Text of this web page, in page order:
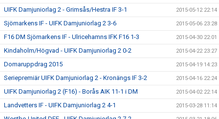
UIFK Damjuniorlag 2 - Grimsås/Hestra IF 3-1 2015-05-12 22:14
Sjömarkens IF - UIFK Damjuniorlag 2 3-6 2015-05-06 23:28
F16 DM Sjömarkens IF - Ulricehamns IFK F16 1-3 2015-04-30 22:01
Kindaholm/Högvad - UIFK Damjuniorlag 2 0-2 2015-04-22 23:27
Domaruppdrag 2015 2015-04-19 14:23
Seriepremiär UIFK Damjuniorlag 2 - Kronängs IF 3-2 2015-04-16 22:24
UIFK Damjuniorlag 2 (F16) - Borås AIK 11-1 i DM 2015-04-02 22:14
Landvetters IF - UIFK Damjuniorlag 2 4-1 2015-03-28 11:14